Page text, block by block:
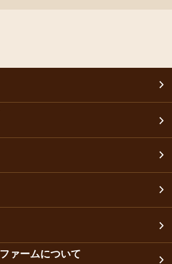
ァームについて